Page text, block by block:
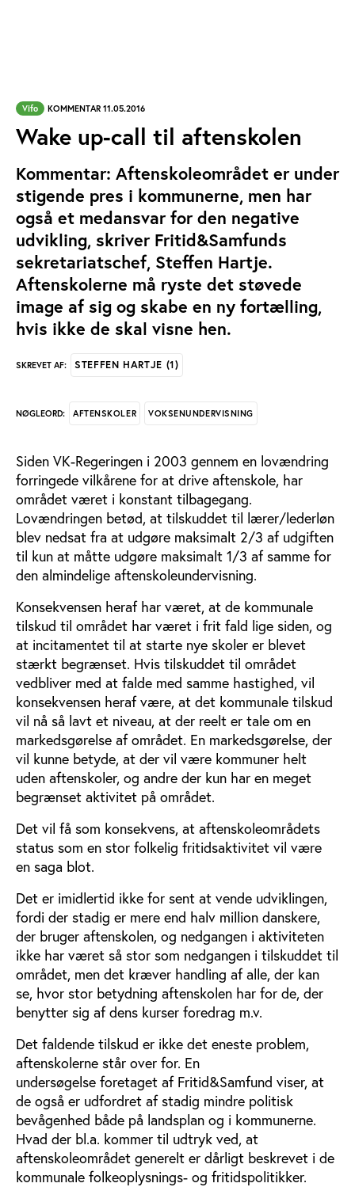
Vifo KOMMENTAR 11.05.2016
Wake up-call til aftenskolen
Kommentar: Aftenskoleområdet er under
stigende pres i kommunerne, men har
også et medansvar for den negative
udvikling, skriver Fritid&Samfunds
sekretariatschef, Steffen Hartje.
Aftenskolerne må ryste det støvede
image af sig og skabe en ny fortælling,
hvis ikke de skal visne hen.
SKREVET AF: STEFFEN HARTJE (1)
NØGLEORD: AFTENSKOLER VOKSENUNDERVISNING
Siden VK-Regeringen i 2003 gennem en lovændring
forringede vilkårene for at drive aftenskole, har
området været i konstant tilbagegang.
Lovændringen betød, at tilskuddet til lærer/lederløn
blev nedsat fra at udgøre maksimalt 2/3 af udgiften
til kun at måtte udgøre maksimalt 1/3 af samme for
den almindelige aftenskoleundervisning.
Konsekvensen heraf har været, at de kommunale
tilskud til området har været i frit fald lige siden, og
at incitamentet til at starte nye skoler er blevet
stærkt begrænset. Hvis tilskuddet til området
vedbliver med at falde med samme hastighed, vil
konsekvensen heraf være, at det kommunale tilskud
vil nå så lavt et niveau, at der reelt er tale om en
markedsgørelse af området. En markedsgørelse, der
vil kunne betyde, at der vil være kommuner helt
uden aftenskoler, og andre der kun har en meget
begrænset aktivitet på området.
Det vil få som konsekvens, at aftenskoleområdets
status som en stor folkelig fritidsaktivitet vil være
en saga blot.
Det er imidlertid ikke for sent at vende udviklingen,
fordi der stadig er mere end halv million danskere,
der bruger aftenskolen, og nedgangen i aktiviteten
ikke har været så stor som nedgangen i tilskuddet til
området, men det kræver handling af alle, der kan
se, hvor stor betydning aftenskolen har for de, der
benytter sig af dens kurser foredrag m.v.
Det faldende tilskud er ikke det eneste problem,
aftenskolerne står over for. En
undersøgelse foretaget af Fritid&Samfund viser, at
de også er udfordret af stadig mindre politisk
bevågenhed både på landsplan og i kommunerne.
Hvad der bl.a. kommer til udtryk ved, at
aftenskoleområdet generelt er dårligt beskrevet i de
kommunale folkeoplysnings- og fritidspolitikker.